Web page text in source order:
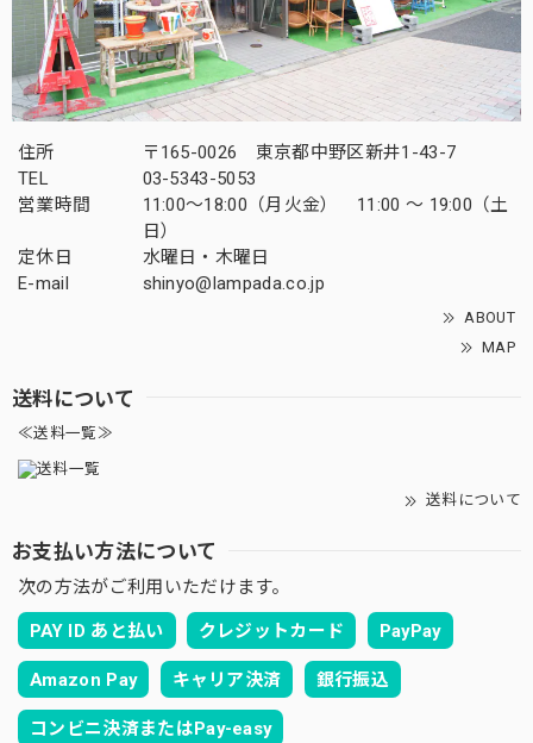
住所
〒165-0026 東京都中野区新井1-43-7
TEL
03-5343-5053
営業時間
11:00～18:00（月火金） 11:00 ～ 19:00（土
日）
定休日
水曜日・木曜日
E-mail
shinyo@lampada.co.jp
ABOUT
MAP
送料について
≪送料一覧≫
送料について
お支払い方法について
次の方法がご利用いただけます。
PAY ID あと払い クレジットカード PayPay
Amazon Pay キャリア決済 銀行振込
コンビニ決済またはPay-easy